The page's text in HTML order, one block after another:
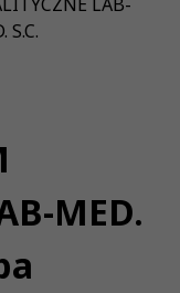
S.C.
MED.